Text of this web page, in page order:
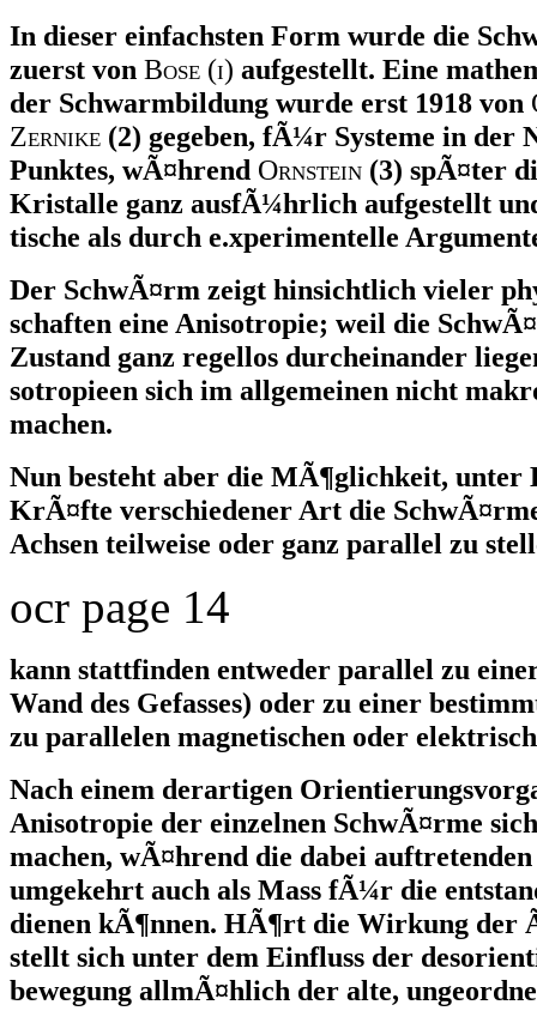
In dieser einfachsten Form wurde die
zuerst von Bose (i) aufgestellt. Eine
der Schwarmbildung wurde erst 1918 von
Zernike (2) gegeben, fÃ¼r Systeme in der
Punktes, wÃ¤hrend Ornstein (3) spÃ¤ter
Kristalle ganz ausfÃ¼hrlich aufgestellt
tische als durch e.xperimentelle
Der SchwÃ¤rm zeigt hinsichtlich vieler
schaften eine Anisotropie; weil die
Zustand ganz regellos durcheinander
sotropieen sich im allgemeinen nicht
machen.
Nun besteht aber die MÃ¶glichkeit, unter
KrÃ¤fte verschiedener Art die
Achsen teilweise oder ganz parallel zu
ocr page 14
kann stattfinden entweder parallel zu
Wand des Gefasses) oder zu einer
zu parallelen magnetischen oder
Nach einem derartigen
Anisotropie der einzelnen SchwÃ¤rme
machen, wÃ¤hrend die dabei
umgekehrt auch als Mass fÃ¼r die
dienen kÃ¶nnen. HÃ¶rt die Wirkung der
stellt sich unter dem Einfluss der
bewegung allmÃ¤hlich der alte,